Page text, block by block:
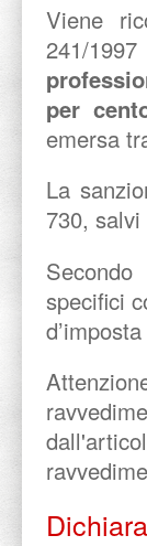
Viene
241/
per
emersa
La
730,
specifici